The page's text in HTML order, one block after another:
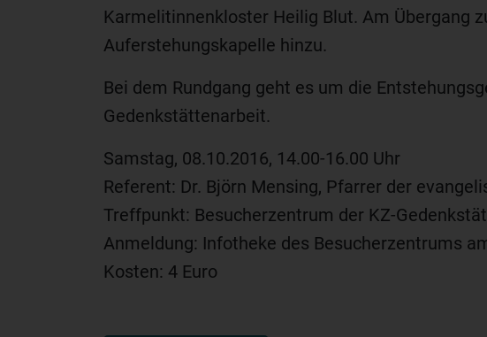
Karmelitinnenkloster Heilig Blut. Am Übergang
Auferstehungskapelle hinzu.
Bei dem Rundgang geht es um die
Gedenkstättenarbeit.
Samstag, 08.10.2016, 14.00-16.00 Uhr
Referent: Dr. Björn Mensing, Pfarrer der
Treffpunkt: Besucherzentrum der KZ-
Anmeldung: Infotheke des Besucherzentrums
Kosten: 4 Euro